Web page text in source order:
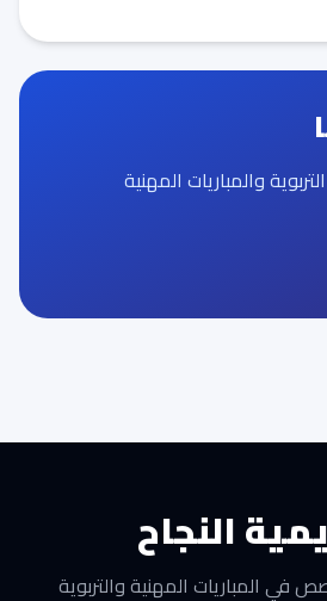
والمباريات المهنية
النجاح
المباريات المهنية والتربوية